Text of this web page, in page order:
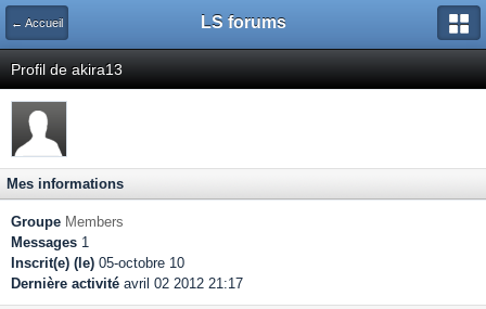
← Accueil LS forums
Profil de akira13
Mes informations
Groupe Members
Messages 1
Inscrit(e) (le) 05-octobre 10
Dernière activité avril 02 2012 21:17